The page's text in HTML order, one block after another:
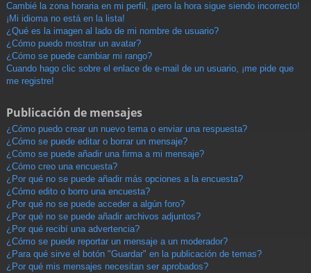
Cambié la zona horaria en mi perfil, ¡pero la hora sigue siendo incorrecto!
¡Mi idioma no está en la lista!
¿Qué es la imagen al lado de mi nombre de usuario?
¿Cómo puedo mostrar un avatar?
¿Cómo se puede cambiar mi rango?
Cuando hago clic sobre el enlace de e-mail de un usuario, ¡me pide que
me registre!
Publicación de mensajes
¿Cómo puedo crear un nuevo tema o enviar una respuesta?
¿Cómo se puede editar o borrar un mensaje?
¿Cómo se puede añadir una firma a mi mensaje?
¿Cómo creo una encuesta?
¿Por qué no se puede añadir más opciones a la encuesta?
¿Cómo edito o borro una encuesta?
¿Por qué no se puede acceder a algún foro?
¿Por qué no se puede añadir archivos adjuntos?
¿Por qué recibí una advertencia?
¿Cómo se puede reportar un mensaje a un moderador?
¿Para qué sirve el botón "Guardar" en la publicación de temas?
¿Por qué mis mensajes necesitan ser aprobados?